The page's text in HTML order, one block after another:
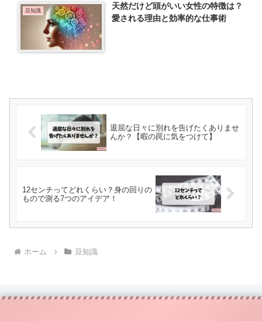
豆知識
天然だけど頭がいい女性の特徴は？
愛される理由と効率的な仕事術
退屈な日々に別れを告げたくありませ
んか？【暇の罠に気をつけて】
12センチってどれくらい？身の回りの
もので測る7つのアイデア！
ホーム 豆知識